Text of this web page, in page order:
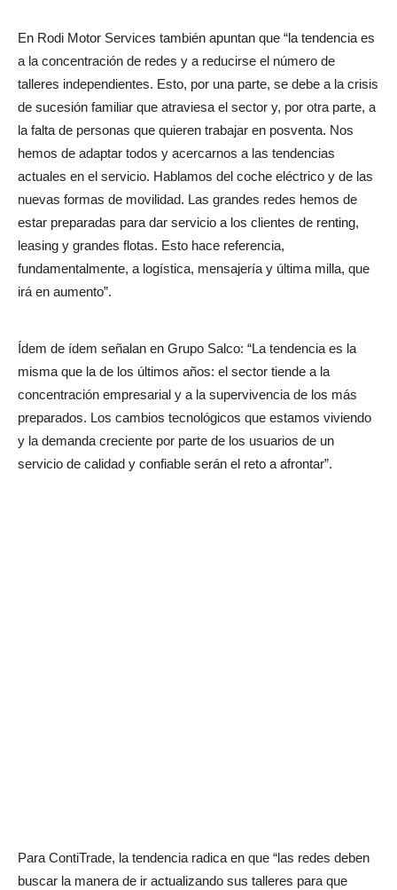
En Rodi Motor Services también apuntan que “la tendencia es
a la concentración de redes y a reducirse el número de
talleres independientes. Esto, por una parte, se debe a la crisis
de sucesión familiar que atraviesa el sector y, por otra parte, a
la falta de personas que quieren trabajar en posventa. Nos
hemos de adaptar todos y acercarnos a las tendencias
actuales en el servicio. Hablamos del coche eléctrico y de las
nuevas formas de movilidad. Las grandes redes hemos de
estar preparadas para dar servicio a los clientes de renting,
leasing y grandes flotas. Esto hace referencia,
fundamentalmente, a logística, mensajería y última milla, que
irá en aumento”.
Ídem de ídem señalan en Grupo Salco: “La tendencia es la
misma que la de los últimos años: el sector tiende a la
concentración empresarial y a la supervivencia de los más
preparados. Los cambios tecnológicos que estamos viviendo
y la demanda creciente por parte de los usuarios de un
servicio de calidad y confiable serán el reto a afrontar”.
Para ContiTrade, la tendencia radica en que “las redes deben
buscar la manera de ir actualizando sus talleres para que